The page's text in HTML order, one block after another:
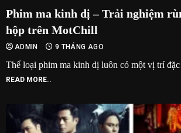
Phim ma kinh dị – Trải nghiệm
hộp trên MotChill
ADMIN 9 THÁNG AGO
Thể loại phim ma kinh dị luôn có một vị trí đặc
READ MORE..